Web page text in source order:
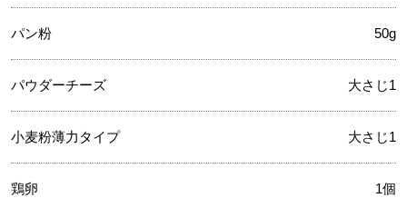
パン粉 50g
パウダーチーズ 大さじ1
小麦粉薄力タイプ 大さじ1
鶏卵 1個